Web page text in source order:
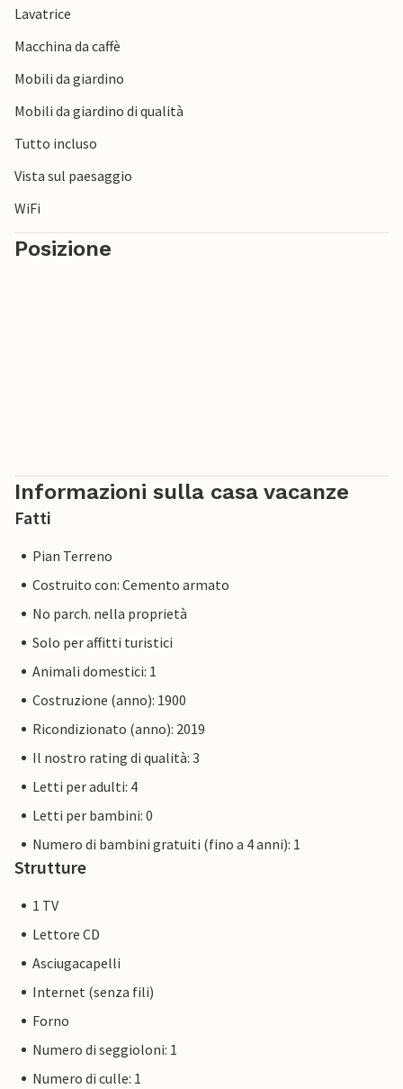
Lavatrice
Macchina da caffè
Mobili da giardino
Mobili da giardino di qualità
Tutto incluso
Vista sul paesaggio
WiFi
Posizione
Informazioni sulla casa vacanze
Fatti
Pian Terreno
Costruito con: Cemento armato
No parch. nella proprietà
Solo per affitti turistici
Animali domestici: 1
Costruzione (anno): 1900
Ricondizionato (anno): 2019
Il nostro rating di qualità: 3
Letti per adulti: 4
Letti per bambini: 0
Numero di bambini gratuiti (fino a 4 anni): 1
Strutture
1 TV
Lettore CD
Asciugacapelli
Internet (senza fili)
Forno
Numero di seggioloni: 1
Numero di culle: 1